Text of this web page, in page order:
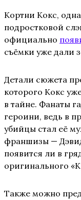
Кортни Кокс,
подростковой
официально
съёмки уже дали
Детали сюжета
которого Кокс
в тайне. Фанаты
героини, ведь в
убийцы стал её
франшизы —
появится ли в
оригинального
Также можно